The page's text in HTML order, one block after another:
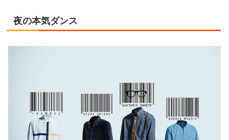
夜の本気ダンス